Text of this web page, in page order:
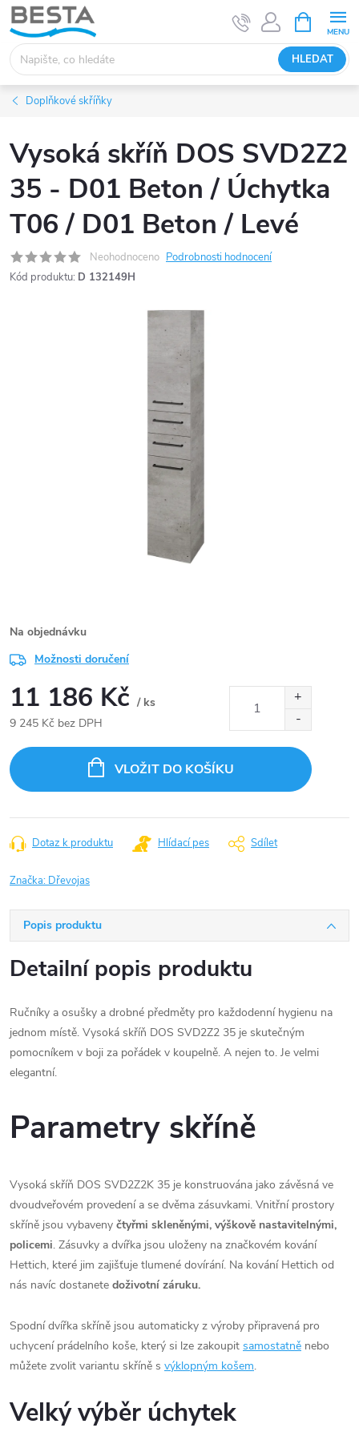
Přejít
na
obsah
HLEDAT
NÁKUPNÍ
KOŠÍK
Doplňkové skříňky
Vysoká skříň DOS SVD2Z2
35 - D01 Beton / Úchytka
T06 / D01 Beton / Levé
Neohodnoceno Podrobnosti hodnocení
Kód produktu: D 132149H
Na objednávku
Možnosti doručení
11 186 Kč / ks
9 245 Kč bez DPH
cena:
VLOŽIT DO KOŠÍKU
Dotaz k produktu Hlídací pes Sdílet
Značka: Dřevojas
Popis produktu
Detailní popis produktu
Ručníky a osušky a drobné předměty pro každodenní hygienu na
jednom místě. Vysoká skříň DOS SVD2Z2 35 je skutečným
pomocníkem v boji za pořádek v koupelně. A nejen to. Je velmi
elegantní.
Parametry skříně
Vysoká skříň DOS SVD2Z2K 35 je konstruována jako závěsná ve
dvoudveřovém provedení a se dvěma zásuvkami. Vnitřní prostory
skříně jsou vybaveny čtyřmi skleněnými, výškově nastavitelnými,
policemi. Zásuvky a dvířka jsou uloženy na značkovém kování
Hettich, které jim zajišťuje tlumené dovírání. Na kování Hettich od
nás navíc dostanete doživotní záruku.
Spodní dvířka skříně jsou automaticky z výroby připravená pro
uchycení prádelního koše, který si lze zakoupit samostatně nebo
můžete zvolit variantu skříně s výklopným košem.
Velký výběr úchytek